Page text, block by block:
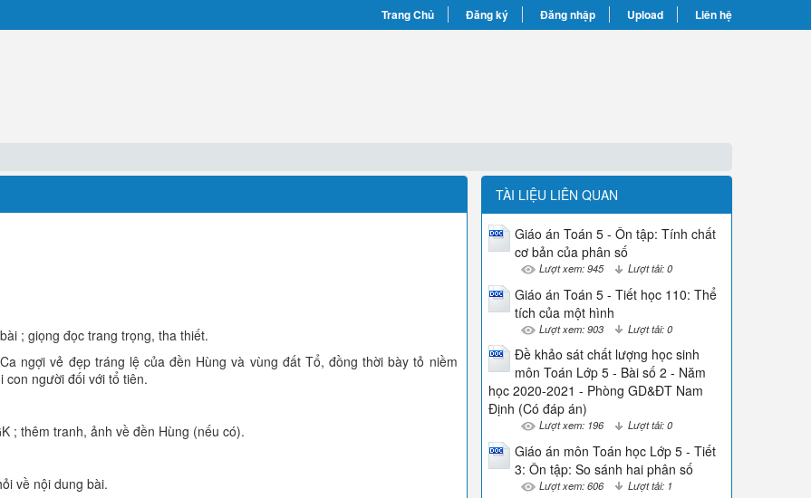
Trang Chủ Đăng ký Đăng nhập Upload Liên hệ
; giọng đọc trang trọng, tha thiết.
ngợi vẻ đẹp tráng lệ của đền Hùng và vùng đất Tổ, đồng thời bày tỏ niềm
con người đối với tổ tiên.
; thêm tranh, ảnh về đền Hùng (nếu có).
về nội dung bài.
TÀI LIỆU LIÊN QUAN
Giáo án Toán 5 - Ôn tập: Tính chất
cơ bản của phân số
Lượt xem: 945 Lượt tải: 0
Giáo án Toán 5 - Tiết học 110: Thể
tích của một hình
Lượt xem: 903 Lượt tải: 0
Đề khảo sát chất lượng học sinh
môn Toán Lớp 5 - Bài số 2 - Năm
học 2020-2021 - Phòng GD&ĐT Nam
Định (Có đáp án)
Lượt xem: 196 Lượt tải: 0
Giáo án môn Toán học Lớp 5 - Tiết
3: Ôn tập: So sánh hai phân số
Lượt xem: 606 Lượt tải: 1